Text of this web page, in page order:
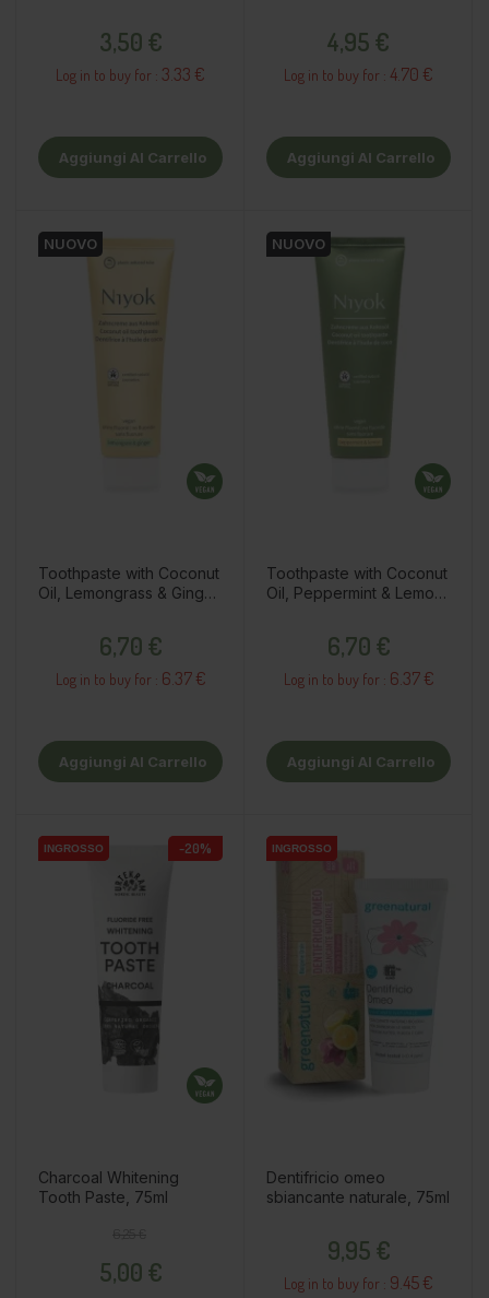
3,50 €
Log in to buy for : 3.33 €
Aggiungi Al Carrello
4,95 €
Log in to buy for : 4.70 €
Aggiungi Al Carrello
NUOVO
Toothpaste with Coconut
Oil, Lemongrass & Ginger,
6,70 €
Log in to buy for : 6.37 €
Aggiungi Al Carrello
NUOVO
Toothpaste with Coconut
Oil, Peppermint & Lemon,
6,70 €
Log in to buy for : 6.37 €
Aggiungi Al Carrello
INGROSSO
INGROSSO -20%
Charcoal Whitening
Tooth Paste, 75ml
5,00 €
INGROSSO
INGROSSO
Dentifricio omeo
sbiancante naturale, 75ml
9,95 €
Log in to buy for : 9.45 €